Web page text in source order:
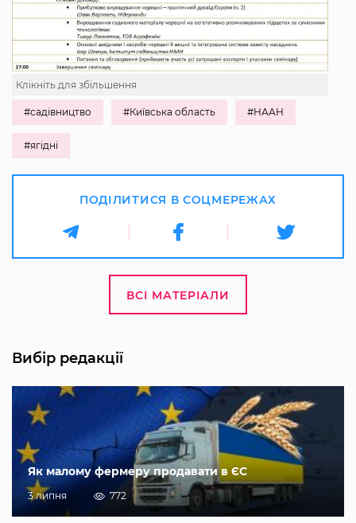
Клікніть для збільшення
#садівництво #Київська область #НААН
#ягідні
ПОДІЛИТИСЯ В СОЦМЕРЕЖАХ
ВСІ МАТЕРІАЛИ
Вибір редакції
Як малому фермеру продавати в ЄС
3 липня 772